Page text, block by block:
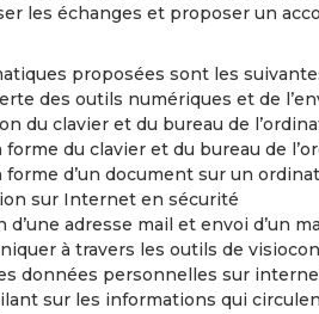
les échanges et proposer un
proposées sont les
des outils numériques et de
du clavier et du bureau de
forme du clavier et du bureau de
forme d’un document sur un
sur Internet en sécurité
d’une adresse mail et envoi d’un
à travers les outils de
données personnelles sur
sur les informations qui